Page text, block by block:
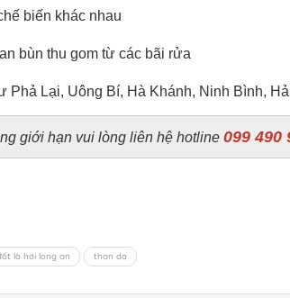
biến khác nhau
bùn thu gom từ các bãi rửa
Lại, Uông Bí, Hà Khánh, Ninh Bình,
giới hạn vui lòng liên hệ hotline 099 490
lò hơi long an than da